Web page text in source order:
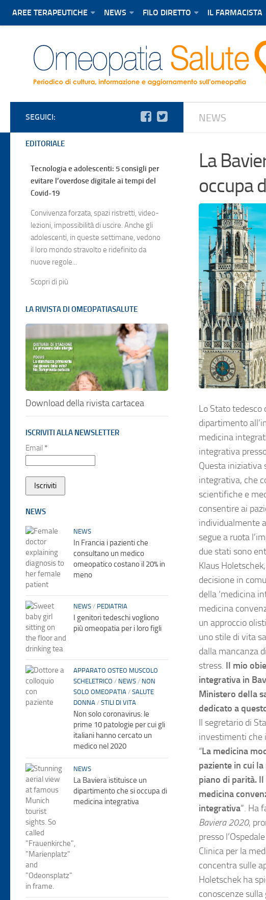
AREE TERAPEUTICHE NEWS FILO DIRETTO IL FARMACISTA
NEWS
La
occupa
Lo Stato tedesco
dipartimento
medicina
integrativa
Questa iniziativa
integrativa, che
scientifiche e
consentire ai
individualmente
segue a ruota
due stati sono
Klaus
decisione in
della ‘medicina
medicina
un approccio
uno stile di vita
dalla mancanza
stress. Il mio
integrativa in
Ministero della
dedicato a
Il segretario di
investimenti che
“La medicina
paziente in cui
piano di parità.
medicina
integrativa”. Ha
Baviera 2020,
presso
Clinica per la
concentra sulle
Holetschek ha
conoscenze
SEGUICI:
EDITORIALE
Tecnologia e adolescenti: 5 consigli per
evitare l’overdose digitale ai tempi del
Covid-19
Convivenza forzata, spazi ristretti, video-
lezioni, impossibilità di uscire. Anche gli
adolescenti, in queste settimane, vedono
il loro mondo stravolto e ridefinito da
nuove regole...
Scopri di più
LA RIVISTA DI OMEOPATIASALUTE
Download della rivista cartacea
ISCRIVITI ALLA NEWSLETTER
Email *
NEWS
NEWS
In Francia i pazienti che
consultano un medico
omeopatico costano il 20% in
meno
NEWS / PEDIATRIA
I genitori tedeschi vogliono
più omeopatia per i loro figli
APPARATO OSTEO MUSCOLO
SCHELETRICO / NEWS / NON
SOLO OMEOPATIA / SALUTE
DONNA / STILI DI VITA
Non solo coronavirus: le
prime 10 patologie per cui gli
italiani hanno cercato un
medico nel 2020
NEWS
La Baviera istituisce un
dipartimento che si occupa di
medicina integrativa